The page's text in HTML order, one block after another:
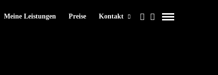
Meine Leistungen Preise Kontakt